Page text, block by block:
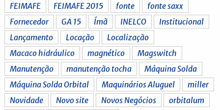
FEIMAFE
FEIMAFE 2015 fonte
fonte saxx
Fornecedor
GA 15 Ímã INELCO
Institucional
Lançamento
Locação
Localização
Macaco hidráulico
magnético
Magswitch
Manutenção
manutenção tocha
Máquina Solda
Máquina Solda Orbital
Maquinários Aluguel
miller
Novidade
Novo site Novos Negócios
orbitalum